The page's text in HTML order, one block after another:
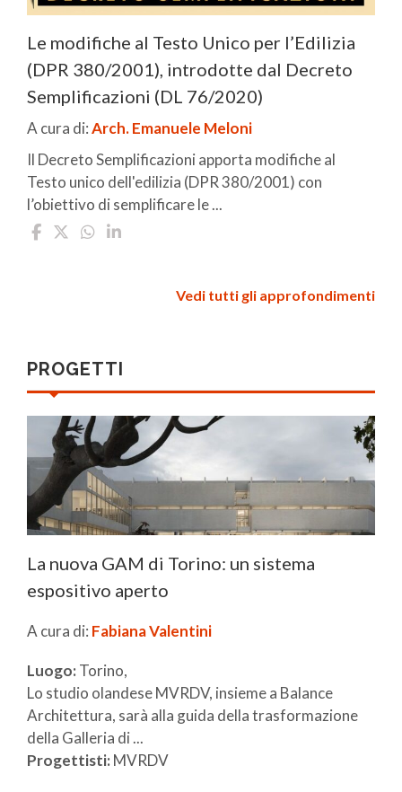
Le modifiche al Testo Unico per l’Edilizia
(DPR 380/2001), introdotte dal Decreto
Semplificazioni (DL 76/2020)
A cura di:Arch. Emanuele Meloni
Il Decreto Semplificazioni apporta modifiche al
Testo unico dell'edilizia (DPR 380/2001) con
l’obiettivo di semplificare le ...
Vedi tutti gli approfondimenti
PROGETTI
La nuova GAM di Torino: un sistema
espositivo aperto
A cura di: Fabiana Valentini
Luogo: Torino,
Lo studio olandese MVRDV, insieme a Balance
Architettura, sarà alla guida della trasformazione
della Galleria di ...
Progettisti: MVRDV